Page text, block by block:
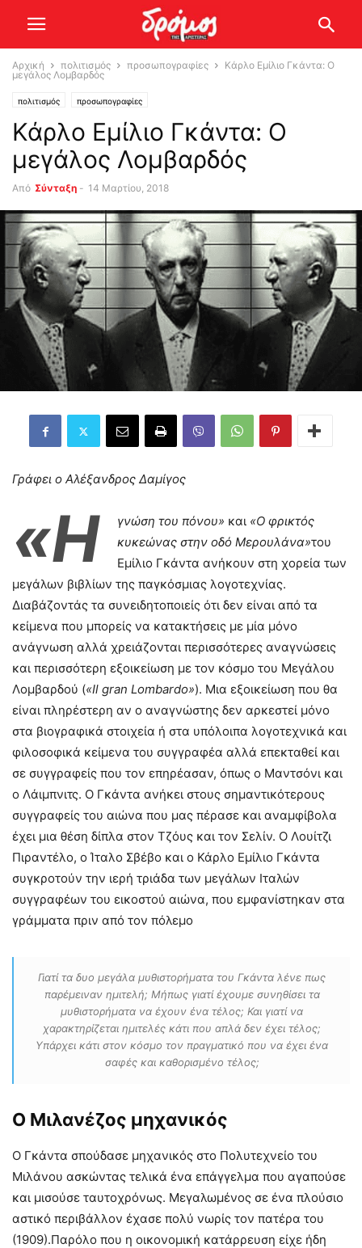
Αρχική πολιτισμός προσωπογραφίες
Κάρλο Εμίλιο Γκάντα: Ο
μεγάλος Λομβαρδός
πολιτισμός προσωπογραφίες
Κάρλο Εμίλιο Γκάντα: Ο
μεγάλος Λομβαρδός
Από Σύνταξη - 14 Μαρτίου, 2018
Γράφει ο Αλέξανδρος Δαμίγος
«Η γνώση του πόνου» και «Ο φρικτός
κυκεώνας στην οδό Μερουλάνα»του
Εμίλιο Γκάντα ανήκουν στη χορεία των
μεγάλων βιβλίων της παγκόσμιας λογοτεχνίας.
Διαβάζοντάς τα συνειδητοποιείς ότι δεν είναι από τα
κείμενα που μπορείς να κατακτήσεις με μία μόνο
ανάγνωση αλλά χρειάζονται περισσότερες αναγνώσεις
και περισσότερη εξοικείωση με τον κόσμο του Μεγάλου
Λομβαρδού («Il gran Lombardo»). Μια εξοικείωση που θα
είναι πληρέστερη αν ο αναγνώστης δεν αρκεστεί μόνο
στα βιογραφικά στοιχεία ή στα υπόλοιπα λογοτεχνικά και
φιλοσοφικά κείμενα του συγγραφέα αλλά επεκταθεί και
σε συγγραφείς που τον επηρέασαν, όπως ο Μαντσόνι και
ο Λάιμπνιτς. O Γκάντα ανήκει στους σημαντικότερους
συγγραφείς του αιώνα που μας πέρασε και αναμφίβολα
έχει μια θέση δίπλα στον Τζόυς και τον Σελίν. Ο Λουίτζι
Πιραντέλο, ο Ίταλο Σβέβο και ο Κάρλο Εμίλιο Γκάντα
συγκροτούν την ιερή τριάδα των μεγάλων Ιταλών
συγγραφέων του εικοστού αιώνα, που εμφανίστηκαν στα
γράμματα πριν από τον πόλεμο
Γιατί τα δυο μεγάλα μυθιστορήματα του Γκάντα λένε πως
παρέμειναν ημιτελή; Μήπως γιατί έχουμε συνηθίσει τα
μυθιστορήματα να έχουν ένα τέλος; Και γιατί να
χαρακτηρίζεται ημιτελές κάτι που απλά δεν έχει τέλος;
Υπάρχει κάτι στον κόσμο τον πραγματικό που να έχει ένα
σαφές και καθορισμένο τέλος;
Ο Μιλανέζος μηχανικός
Ο Γκάντα σπούδασε μηχανικός στο Πολυτεχνείο του
Μιλάνου ασκώντας τελικά ένα επάγγελμα που αγαπούσε
και μισούσε ταυτοχρόνως. Μεγαλωμένος σε ένα πλούσιο
αστικό περιβάλλον έχασε πολύ νωρίς τον πατέρα του
(1909).Παρόλο που η οικονομική κατάρρευση είχε ήδη